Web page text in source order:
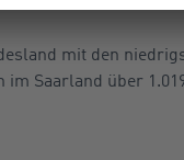
mit den
Saarland über